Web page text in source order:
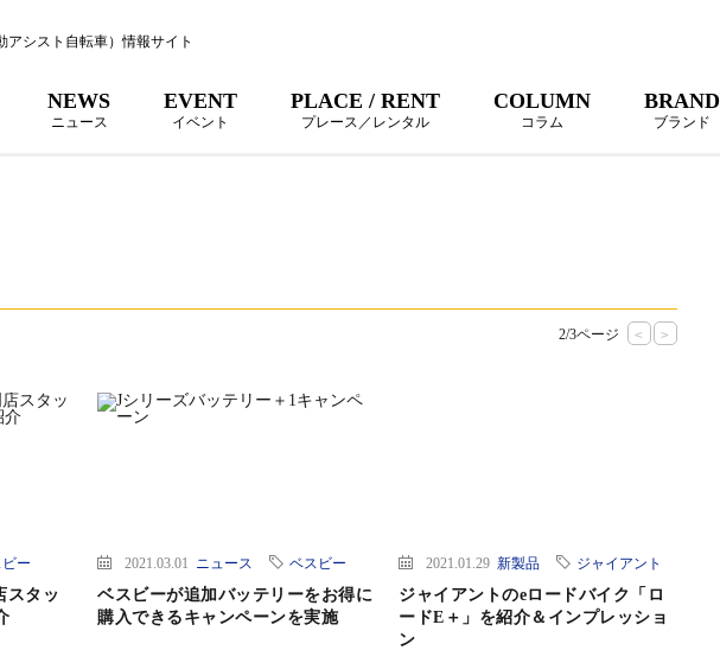
アシスト自転車）情報サイト
NEWS
ニュース
EVENT
イベント
PLACE / RENT
プレース／レンタル
COLUMN
コラム
BRAND
ブランド
2/3ページ < >
ー
スタッ
2021.03.01 ニュース ベスビー
ベスビーが追加バッテリーをお得に
購入できるキャンペーンを実施
2021.01.29新製品 ジャイアント
ジャイアントのeロードバイク「ロ
ードE＋」を紹介＆インプレッショ
ン